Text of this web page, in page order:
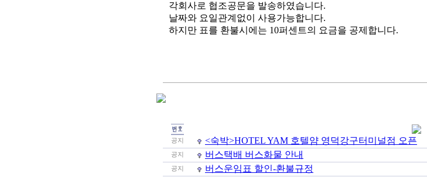
각회사로 협조공문을 발송하였습니다.
날짜와 요일관계없이 사용가능합니다.
하지만 표를 환불시에는 10퍼센트의 요금을 공제합니다.
공지 <숙박>HOTEL YAM 호텔얌 영덕강구터미널점 오픈
공지 버스택배 버스화물 안내
공지 버스운임표 할인-환불규정